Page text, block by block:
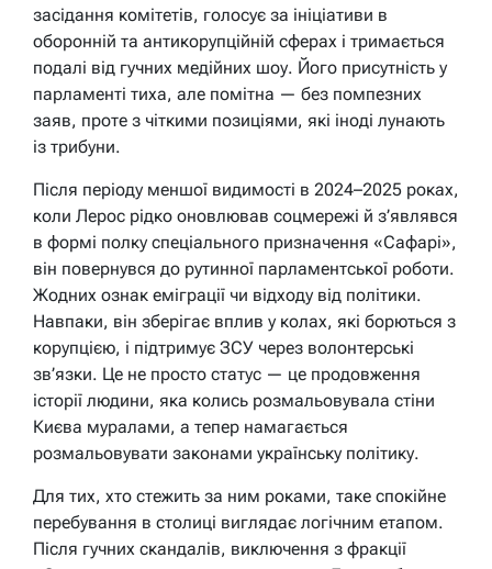
засідання комітетів, голосує за ініціативи в
оборонній та антикорупційній сферах і тримається
подалі від гучних медійних шоу. Його присутність у
парламенті тиха, але помітна — без помпезних
заяв, проте з чіткими позиціями, які іноді лунають
із трибуни.
Після періоду меншої видимості в 2024–2025 роках,
коли Лерос рідко оновлював соцмережі й з’являвся
в формі полку спеціального призначення «Сафарі»,
він повернувся до рутинної парламентської роботи.
Жодних ознак еміграції чи відходу від політики.
Навпаки, він зберігає вплив у колах, які борються з
корупцією, і підтримує ЗСУ через волонтерські
зв’язки. Це не просто статус — це продовження
історії людини, яка колись розмальовувала стіни
Києва муралами, а тепер намагається
розмальовувати законами українську політику.
Для тих, хто стежить за ним роками, таке спокійне
перебування в столиці виглядає логічним етапом.
Після гучних скандалів, виключення з фракції